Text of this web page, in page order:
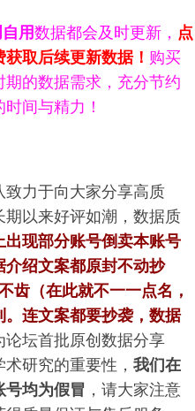
用数据都会及时更新， 点
取后续更新数据！ 购买
的数据需求，充分节约
间与精力！
致力于向大家分享高质
以来好评如潮，数据质
出现部分账号倒卖本账号
绍文案都原封不动抄
齿（在此就不一一点名，
连文案都要抄袭，数据
论坛首批原创数据分享
研究的重要性， 我们在
号均为假冒 ，请大家注意